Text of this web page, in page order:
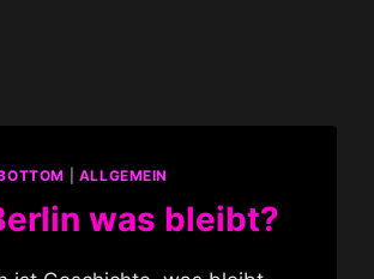
ALLGEMEIN
was bleibt?